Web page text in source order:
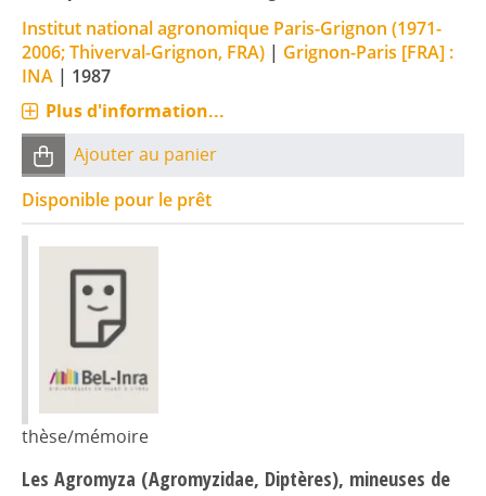
Institut national agronomique Paris-Grignon (1971-
2006; Thiverval-Grignon, FRA) | Grignon-Paris [FRA] :
INA | 1987
Plus d'information...
Ajouter au panier
Disponible pour le prêt
thèse/mémoire
Les Agromyza (Agromyzidae, Diptères), mineuses de